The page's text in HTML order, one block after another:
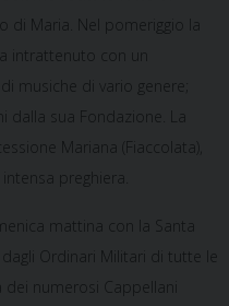
di Maria. Nel pomeriggio la
intrattenuto con un
musiche di vario genere;
dalla sua Fondazione. La
Mariana (Fiaccolata),
preghiera.
mattina con la Santa
Ordinari Militari di tutte le
numerosi Cappellani